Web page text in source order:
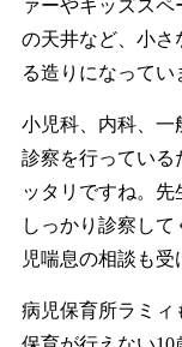
ァーやキッズス
の天井など、小さ
る造りになってい
小児科、内科、一
診察を行っている
ッタリですね。先
しっかり診察し
児喘息の相談も受
病児保育所ラミィ